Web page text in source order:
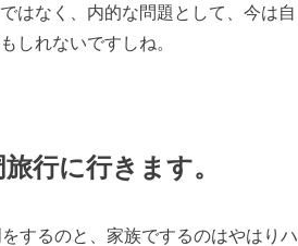
はなく、内的な問題として、今は自
しれないですしね。
行に行きます。
するのと、家族でするのはやはりハ